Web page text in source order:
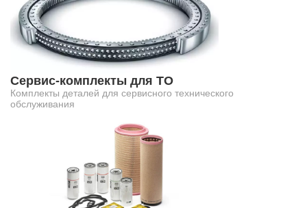
Сервис-комплекты для ТО
Комплекты деталей для сервисного технического
обслуживания